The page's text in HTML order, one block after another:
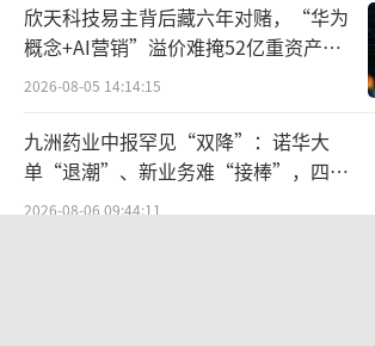
由实际控制人陈德祥全资控股，
持股平台科雅翔成持股7.27%，
一致行动人，实控人通过谦鼎管
动人合计控制公司34.2637%表决
外部机构方面，招股书显示
欣天科技易主背后藏六年对赌，“华为
概念+AI营销”溢价难掩52亿重资产考
验
2026-08-05 14:14:15
九洲药业中报罕见“双降”：诺华大
单“退潮”、新业务难“接棒”，四大
难关待闯
2026-08-06 09:44:11